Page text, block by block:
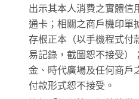
出示其本人消費之實體信
通卡；相關之商戶機印單
存根正本（以手機程式付
易記錄，截圖恕不接受）
金、時代廣場及任何商戶
付款形式恕不接受。